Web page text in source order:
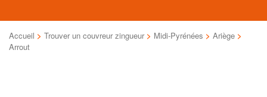
Accueil > Trouver un couvreur zingueur > Midi-Pyrénées > Ariège >
Arrout